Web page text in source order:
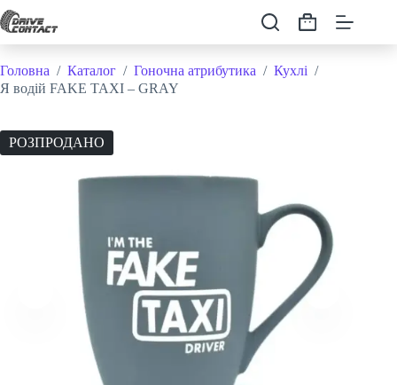
Перейти
до
Кошик
Головна / Каталог / Гоночна атрибутика / Кухлі /
Я водій FAKE TAXI – GRAY
РОЗПРОДАНО